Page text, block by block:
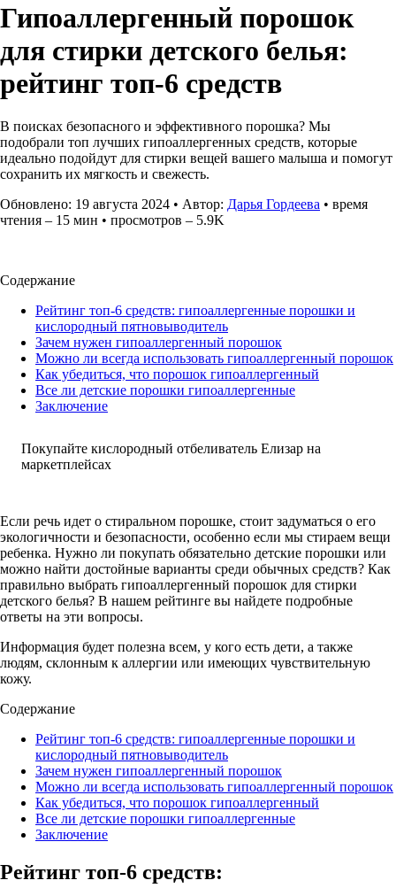
Гипоаллергенный порошок
для стирки детского белья:
рейтинг топ-6 средств
В поисках безопасного и эффективного порошка? Мы
подобрали топ лучших гипоаллергенных средств, которые
идеально подойдут для стирки вещей вашего малыша и помогут
сохранить их мягкость и свежесть.
Обновлено: 19 августа 2024 • Автор: Дарья Гордеева • время
чтения – 15 мин • просмотров – 5.9K
Содержание
Рейтинг топ-6 средств: гипоаллергенные порошки и
кислородный пятновыводитель
Зачем нужен гипоаллергенный порошок
Можно ли всегда использовать гипоаллергенный порошок
Как убедиться, что порошок гипоаллергенный
Все ли детские порошки гипоаллергенные
Заключение
Покупайте кислородный отбеливатель Елизар на
маркетплейсах
Если речь идет о стиральном порошке, стоит задуматься о его
экологичности и безопасности, особенно если мы стираем вещи
ребенка. Нужно ли покупать обязательно детские порошки или
можно найти достойные варианты среди обычных средств? Как
правильно выбрать гипоаллергенный порошок для стирки
детского белья? В нашем рейтинге вы найдете подробные
ответы на эти вопросы.
Информация будет полезна всем, у кого есть дети, а также
людям, склонным к аллергии или имеющих чувствительную
кожу.
Содержание
Рейтинг топ-6 средств: гипоаллергенные порошки и
кислородный пятновыводитель
Зачем нужен гипоаллергенный порошок
Можно ли всегда использовать гипоаллергенный порошок
Как убедиться, что порошок гипоаллергенный
Все ли детские порошки гипоаллергенные
Заключение
Рейтинг топ-6 средств: